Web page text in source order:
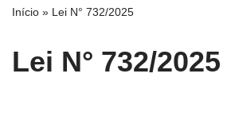
Início » Lei N° 732/2025
Lei N° 732/2025